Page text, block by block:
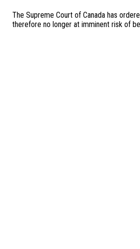
The Supreme Court of Canada has
therefore no longer at imminent risk of